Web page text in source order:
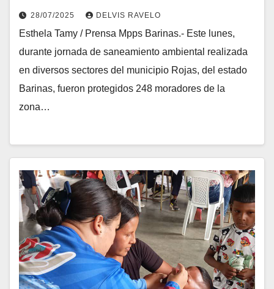
Rojas del estado Barinas
28/07/2025 DELVIS RAVELO
Esthela Tamy / Prensa Mpps Barinas.- Este lunes,
durante jornada de saneamiento ambiental realizada
en diversos sectores del municipio Rojas, del estado
Barinas, fueron protegidos 248 moradores de la
zona…